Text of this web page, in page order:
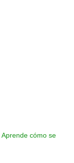
Aprende cómo se